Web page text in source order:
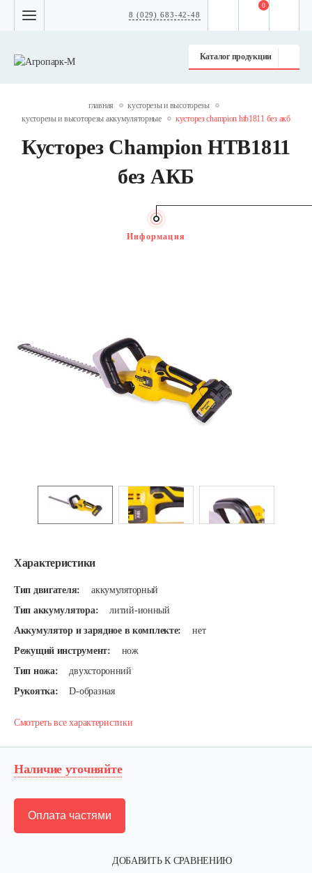
8 (029) 683-42-48
Каталог продукции
0
главная
кусторезы и высоторезы
кусторезы и высоторезы аккумуляторные
кусторез champion htb1811 без акб
Кусторез Champion HTB1811
без АКБ
Характеристики
Тип двигателя:
аккумуляторный
Тип аккумулятора:
литий-ионный
Аккумулятор и зарядное в комплекте:
нет
Режущий инструмент:
нож
Тип ножа:
двухсторонний
Рукоятка:
D-образная
Смотреть все характеристики
Информация
Наличие уточняйте
ДОБАВИТЬ К СРАВНЕНИЮ
Оплата частями